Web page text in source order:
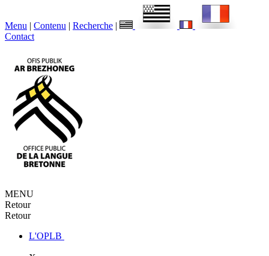
Menu | Contenu | Recherche |
Contact
MENU
Retour
Retour
L'OPLB